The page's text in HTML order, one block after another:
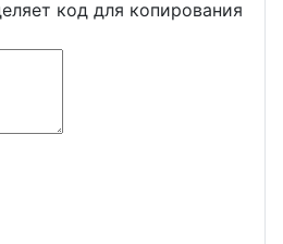
код для копирования